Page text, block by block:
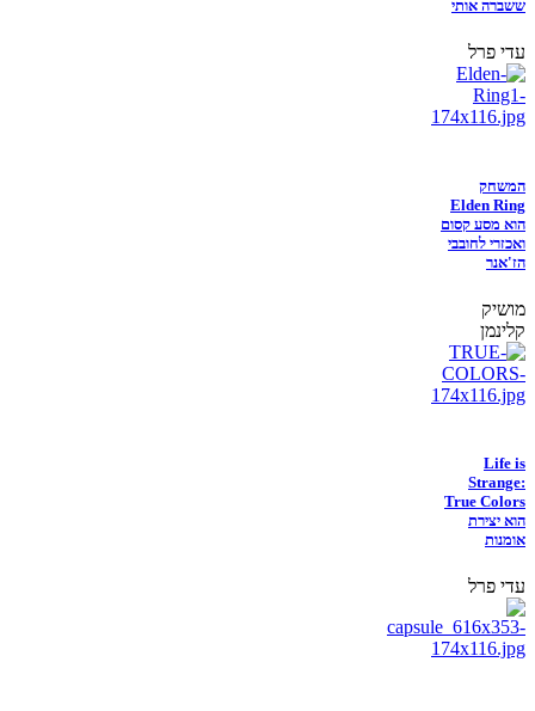
ששברה אותי
עדי פרל
המשחק
Elden Ring
הוא מסע קסום
ואכזרי לחובבי
הז'אנר
מושיק
קלינמן
Life is
Strange:
True Colors
הוא יצירת
אומנות
עדי פרל